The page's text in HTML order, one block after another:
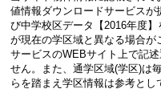
値情報ダウンロードサービスが
び中学校区データ【2016年度
が現在の学区域と異なる場合
サービスのWEBサイト上で記
せん。また、通学区域(学区)は
らを踏まえ学区情報は参考とし